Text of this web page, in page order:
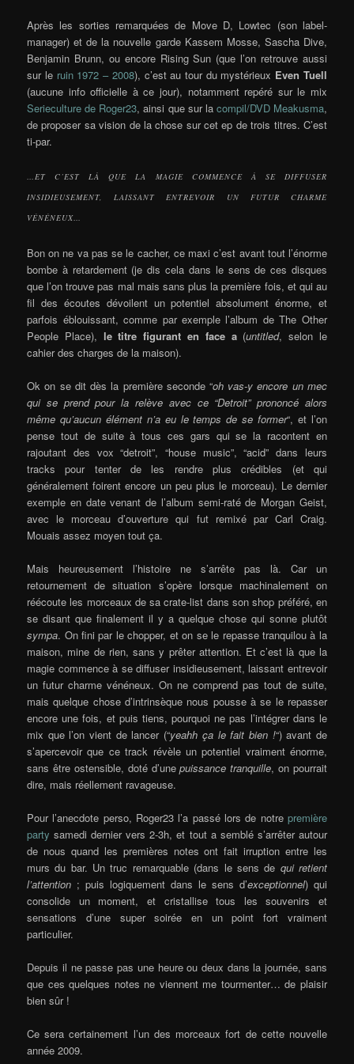
Après les sorties remarquées de Move D, Lowtec (son label-
manager) et de la nouvelle garde Kassem Mosse, Sascha Dive,
Benjamin Brunn, ou encore Rising Sun (que l’on retrouve aussi
sur le ruin 1972 – 2008), c’est au tour du mystérieux Even Tuell
(aucune info officielle à ce jour), notamment repéré sur le mix
Serieculture de Roger23, ainsi que sur la compil/DVD Meakusma,
de proposer sa vision de la chose sur cet ep de trois titres. C’est
ti-par.
…ET C’EST LÀ QUE LA MAGIE COMMENCE À SE DIFFUSER
INSIDIEUSEMENT, LAISSANT ENTREVOIR UN FUTUR CHARME
VÉNÉNEUX…
Bon on ne va pas se le cacher, ce maxi c’est avant tout l’énorme
bombe à retardement (je dis cela dans le sens de ces disques
que l’on trouve pas mal mais sans plus la première fois, et qui au
fil des écoutes dévoilent un potentiel absolument énorme, et
parfois éblouissant, comme par exemple l’album de The Other
People Place), le titre figurant en face a(untitled, selon le
cahier des charges de la maison).
Ok on se dit dès la première seconde “oh vas-y encore un mec
qui se prend pour la relève avec ce “Detroit” prononcé alors
même qu’aucun élément n’a eu le temps de se former“, et l’on
pense tout de suite à tous ces gars qui se la racontent en
rajoutant des vox “detroit”, “house music”, “acid” dans leurs
tracks pour tenter de les rendre plus crédibles (et qui
généralement foirent encore un peu plus le morceau). Le dernier
exemple en date venant de l’album semi-raté de Morgan Geist,
avec le morceau d’ouverture qui fut remixé par Carl Craig.
Mouais assez moyen tout ça.
Mais heureusement l’histoire ne s’arrête pas là. Car un
retournement de situation s’opère lorsque machinalement on
réécoute les morceaux de sa crate-list dans son shop préféré, en
se disant que finalement il y a quelque chose qui sonne plutôt
sympa. On fini par le chopper, et on se le repasse tranquilou à la
maison, mine de rien, sans y prêter attention. Et c’est là que la
magie commence à se diffuser insidieusement, laissant entrevoir
un futur charme vénéneux. On ne comprend pas tout de suite,
mais quelque chose d’intrinsèque nous pousse à se le repasser
encore une fois, et puis tiens, pourquoi ne pas l’intégrer dans le
mix que l’on vient de lancer (“yeahh ça le fait bien !“) avant de
s’apercevoir que ce track révèle un potentiel vraiment énorme,
sans être ostensible, doté d’unepuissance tranquille, on pourrait
dire, mais réellement ravageuse.
Pour l’anecdote perso, Roger23 l’a passé lors de notre première
party samedi dernier vers 2-3h, et tout a semblé s’arrêter autour
de nous quand les premières notes ont fait irruption entre les
murs du bar. Un truc remarquable (dans le sens de qui retient
l’attention ; puis logiquement dans le sens d’exceptionnel) qui
consolide un moment, et cristallise tous les souvenirs et
sensations d’une super soirée en un point fort vraiment
particulier.
Depuis il ne passe pas une heure ou deux dans la journée, sans
que ces quelques notes ne viennent me tourmenter… de plaisir
bien sûr !
Ce sera certainement l’un des morceaux fort de cette nouvelle
année 2009.